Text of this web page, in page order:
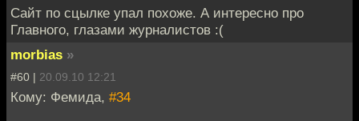
Сайт по сцылке упал похоже. А интересно про
Главного, глазами журналистов :(
morbias »
#60 | 20.09.10 12:21
Кому: Фемида, #34